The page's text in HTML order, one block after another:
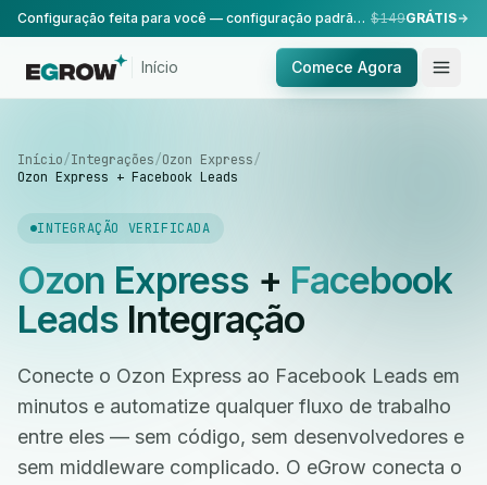
Configuração feita para você — configuração padrão, realizada pela nossa equipe. $149GRÁTIS
Início Comece Agora
Início/Integrações/Ozon Express/
Ozon Express + Facebook Leads
INTEGRAÇÃO VERIFICADA
Ozon Express+ Facebook
LeadsIntegração
Conecte o Ozon Express ao Facebook Leads em
minutos e automatize qualquer fluxo de trabalho
entre eles — sem código, sem desenvolvedores e
sem middleware complicado. O eGrow conecta o